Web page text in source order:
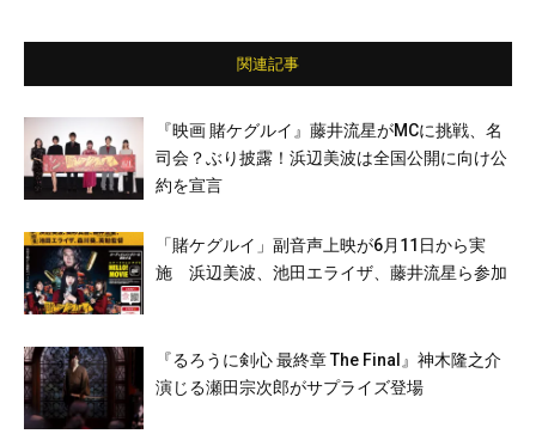
関連記事
『映画 賭ケグルイ』藤井流星がMCに挑戦、名
司会？ぶり披露！浜辺美波は全国公開に向け公
約を宣言
「賭ケグルイ」副音声上映が6月11日から実
施 浜辺美波、池田エライザ、藤井流星ら参加
『るろうに剣心 最終章 The Final』神木隆之介
演じる瀬田宗次郎がサプライズ登場